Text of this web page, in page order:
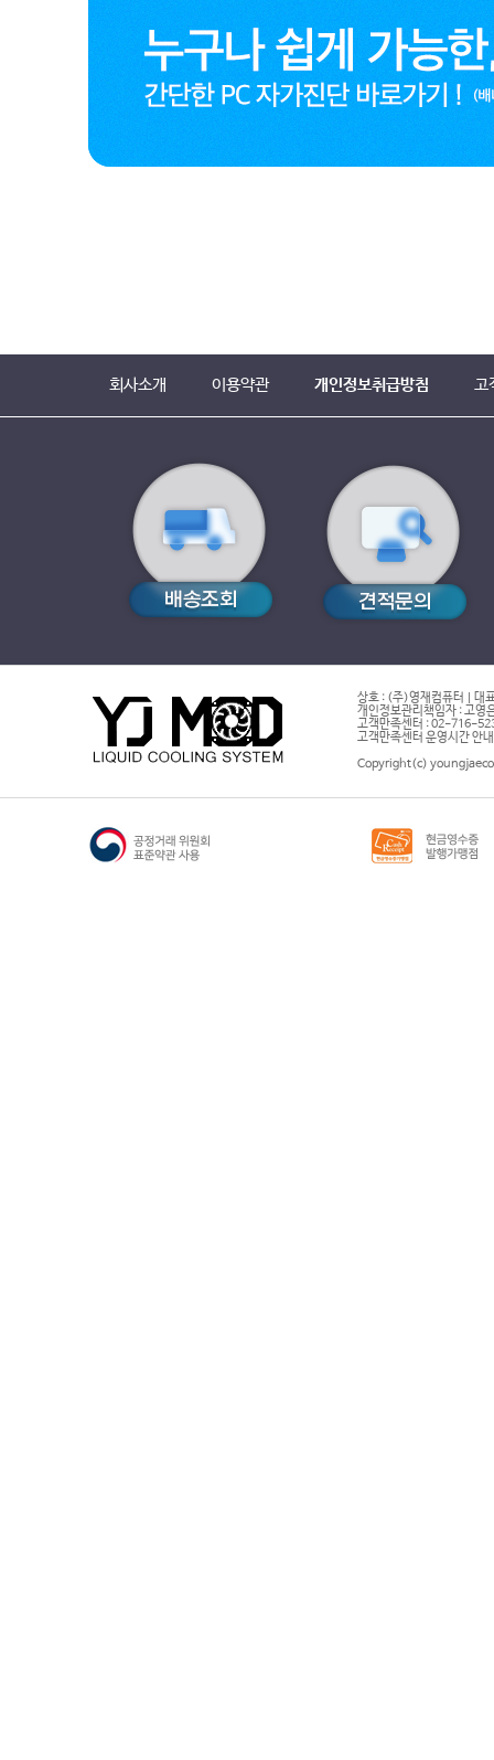
- 전자적 파일형태로 저장된 개인정보는 기록을 재생할 수 없는 기술적
■ 개인정보 제공
회사는 이용자의 개인정보를 원칙적으로 외부에 제공하지 않습니다. 다
- 이용자들이 사전에 동의한 경우
- 법령의 규정에 의거하거나, 수사 목적으로 법령에 정해진 절차와 방법
■ 수집한 개인정보의 위탁
이용자 혹은 만 14세 미만 아동의 개인정보 조회?수정을 위해서는 ‘개
▶ 쿠키 설정 거부 방법
설정방법 예(인터넷 익스플로어의 경우)
단, 귀하께서 쿠키 설치를 거부하였을 경우 서비스 제공에 어려움이 있을
회사는 고객의 개인정보를 보호하고 개인정보와 관련한 불만을 처리하
고객서비스담당 부서 : 고객센터
전화번호 : 02-716-5232
이메일 :
digiji1@hometax.go.kr
개인정보관리책임자 성명 : 고영은
전화번호 : 02-716-5232
이메일 :
digiji1@hometax.go.kr
귀하께서는 회사의 서비스를 이용하시며 발생하는 모든 개인정보보호
기타 개인정보침해에 대한 신고나 상담이 필요하신 경우에는 아래 기관
1.개인분쟁조정위원회 (www.1336.or.kr/1336)
2.정보보호마크인증위원회 (www.eprivacy.or.kr/02-580-0533~4
회사소개 이용약관 개인정보취급방침 고
상호 : (주)영재컴퓨터 | 대
개인정보관리책임자 : 고영
고객만족센터 : 02-716-
고객만족센터 운영시간 안
Copyright(c)